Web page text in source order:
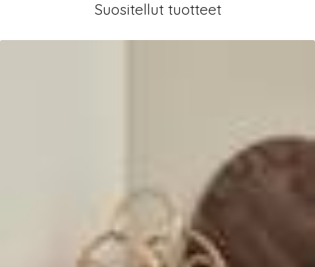
Suositellut tuotteet